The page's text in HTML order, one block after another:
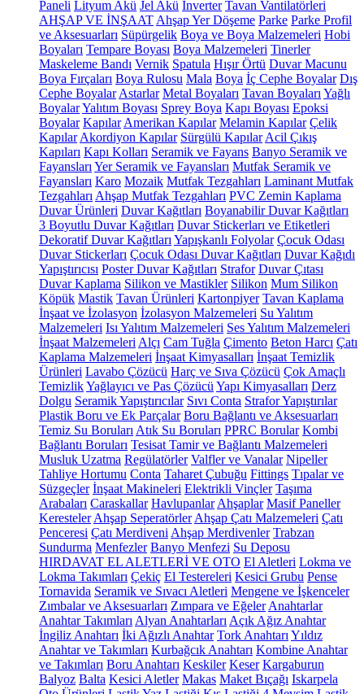
Paneli Lityum Akü Jel Akü İnverter Tavan Vantilatörleri
AHŞAP VE İNŞAAT Ahşap Yer Döşeme Parke Parke Profil
ve Aksesuarları Süpürgelik Boya ve Boya Malzemeleri Hobi
Boyaları Tempare Boyası Boya Malzemeleri Tinerler
Maskeleme Bandı Vernik Spatula Hışır Örtü Duvar Macunu
Boya Fırçaları Boya Rulosu Mala Boya İç Cephe Boyalar Dış
Cephe Boyalar Astarlar Metal Boyaları Tavan Boyaları Yağlı
BoyalarYalıtım Boyası Sprey Boya Kapı Boyası Epoksi
Boyalar Kapılar Amerikan Kapılar Melamin Kapılar Çelik
Kapılar Akordiyon Kapılar Sürgülü Kapılar Acil Çıkış
Kapıları Kapı Kolları Seramik ve Fayans Banyo Seramik ve
Fayansları Yer Seramik ve Fayansları Mutfak Seramik ve
Fayansları Karo Mozaik Mutfak Tezgahları Laminant Mutfak
Tezgahları Ahşap Mutfak Tezgahları PVC Zemin Kaplama
Duvar Ürünleri Duvar Kağıtları Boyanabilir Duvar Kağıtları
3 Boyutlu Duvar Kağıtları Duvar Stickerları ve Etiketleri
Dekoratif Duvar Kağıtları Yapışkanlı Folyolar Çocuk Odası
Duvar Stickerları Çocuk Odası Duvar Kağıtları Duvar Kağıdı
Yapıştırıcısı Poster Duvar Kağıtları Strafor Duvar Çıtası
Duvar Kaplama Silikon ve Mastikler Silikon Mum Silikon
Köpük Mastik Tavan Ürünleri Kartonpiyer Tavan Kaplama
İnşaat ve İzolasyon İzolasyon Malzemeleri Su Yalıtım
Malzemeleri Isı Yalıtım Malzemeleri Ses Yalıtım Malzemeleri
İnşaat Malzemeleri Alçı Cam Tuğla Çimento Beton Harcı Çatı
Kaplama Malzemeleri İnşaat Kimyasalları İnşaat Temizlik
Ürünleri Lavabo Çözücü Harç ve Sıva Çözücü Çok Amaçlı
TemizlikYağlayıcı ve Pas Çözücü Yapı Kimyasalları Derz
Dolgu Seramik Yapıştırıcılar Sıvı Conta Strafor Yapıştırılar
Plastik Boru ve Ek Parçalar Boru Bağlantı ve Aksesuarları
Temiz Su Boruları Atık Su Boruları PPRC Borular Kombi
Bağlantı Boruları Tesisat Tamir ve Bağlantı Malzemeleri
Musluk Uzatma Regülatörler Valfler ve Vanalar Nipeller
Tahliye Hortumu Conta Taharet Çubuğu Fittings Tıpalar ve
Süzgeçler İnşaat Makineleri Elektrikli Vinçler Taşıma
Arabaları Caraskallar Havlupanlar Ahşaplar Masif Paneller
Keresteler Ahşap Seperatörler Ahşap Çatı Malzemeleri Çatı
Penceresi Çatı Merdiveni Ahşap Merdivenler Trabzan
Sundurma Menfezler Banyo Menfezi Su Deposu
HIRDAVAT EL ALETLERİ VE OTO El Aletleri Lokma ve
Lokma Takımları Çekiç El Testereleri Kesici Grubu Pense
Tornavida Seramik ve Sıvacı Aletleri Mengene ve İşkenceler
Zımbalar ve Aksesuarları Zımpara ve Eğeler Anahtarlar
Anahtar Takımları Alyan Anahtarları Açık Ağız Anahtar
İngiliz Anahtarı İki Ağızlı Anahtar Tork Anahtarı Yıldız
Anahtar ve Takımları Kurbağcık Anahtarı Kombine Anahtar
ve Takımları Boru Anahtarı Keskiler Keser Kargaburun
Balyoz Balta Kesici Aletler Makas Maket Bıçağı Iskarpela